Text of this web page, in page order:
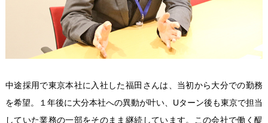
中途採用で東京本社に入社した福田さんは、当初から大分での勤務
を希望。１年後に大分本社への異動が叶い、Uターン後も東京で担当
していた業務の一部をそのまま継続しています。この会社で働く醍